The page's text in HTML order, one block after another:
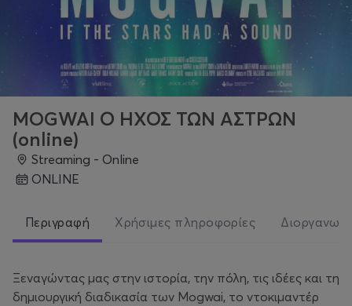
MOGWAI Ο ΗΧΟΣ ΤΩΝ ΑΣΤΡΩΝ
(online)
Streaming - Online
ONLINE
Περιγραφή Χρήσιμες πληροφορίες
Ξεναγώντας μας στην ιστορία, την πόλη, τις ιδέες και τη
δημιουργική διαδικασία των Mogwai, το ντοκιμαντέρ